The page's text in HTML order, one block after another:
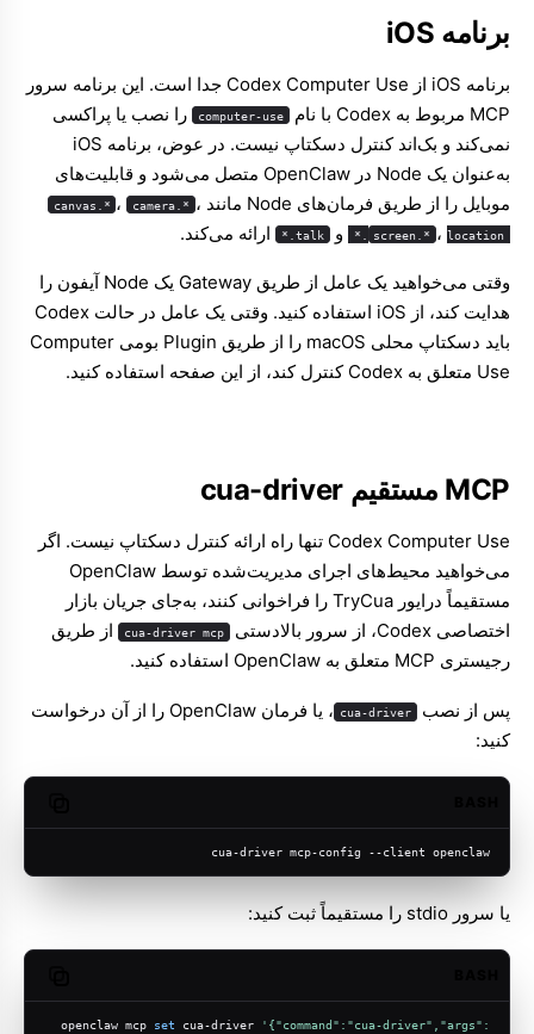
برنامه iOS
برنامه iOS از Codex Computer Use جدا است. این برنامه سرور
MCP مربوط به Codex با نام
computer-use را نصب یا پراکسی
نمی‌کند و بک‌اند کنترل دسکتاپ نیست. در عوض، برنامه iOS
به‌عنوان یک Node در OpenClaw متصل می‌شود و قابلیت‌های
موبایل را از طریق فرمان‌های Node مانند
canvas.* ، camera.* ،
screen.* ،location.* و talk.* ارائه می‌کند.
وقتی می‌خواهید یک عامل از طریق Gateway یک Node آیفون را
هدایت کند، از iOS
استفاده کنید. وقتی یک عامل در حالت Codex
باید دسکتاپ محلی macOS را از طریق Plugin بومی Computer
Use متعلق به Codex کنترل کند، از این صفحه استفاده کنید.
MCP مستقیم cua-driver
Codex Computer Use تنها راه ارائه کنترل دسکتاپ نیست. اگر
می‌خواهید محیط‌های اجرای مدیریت‌شده توسط OpenClaw
مستقیماً درایور TryCua را فراخوانی کنند، به‌جای جریان بازار
اختصاصی Codex، از سرور بالادستی
cua-driver mcp از طریق
رجیستری MCP متعلق به OpenClaw استفاده کنید.
پس از نصب cua-driver
، یا فرمان OpenClaw را از آن درخواست
کنید:
cua-driver mcp-config --client openclaw
یا سرور stdio را مستقیماً ثبت کنید:
openclaw mcp set cua-driver
'{"command":"cua-driver","args":